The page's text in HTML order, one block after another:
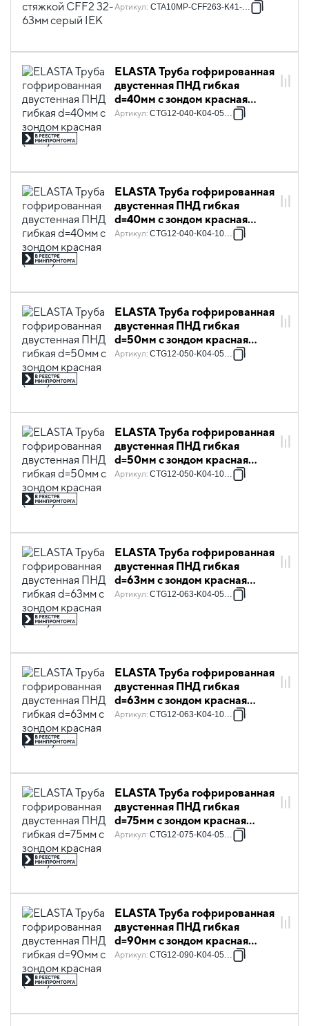
Артикул: CTA10MP-CFF263-K41-100
ELASTA Труба гофрированная
двустенная ПНД гибкая
d=40мм с зондом красная
(50м) IEK
Артикул: CTG12-040-K04-050-R
ELASTA Труба гофрированная
двустенная ПНД гибкая
d=40мм с зондом красная
(100м) IEK
Артикул: CTG12-040-K04-100-R
ELASTA Труба гофрированная
двустенная ПНД гибкая
d=50мм с зондом красная
(50м) IEK
Артикул: CTG12-050-K04-050-R
ELASTA Труба гофрированная
двустенная ПНД гибкая
d=50мм с зондом красная
(100м) IEK
Артикул: CTG12-050-K04-100-R
ELASTA Труба гофрированная
двустенная ПНД гибкая
d=63мм с зондом красная
(50м) IEK
Артикул: CTG12-063-K04-050-R
ELASTA Труба гофрированная
двустенная ПНД гибкая
d=63мм с зондом красная
(100м) IEK
Артикул: CTG12-063-K04-100-R
ELASTA Труба гофрированная
двустенная ПНД гибкая
d=75мм с зондом красная
(50м) IEK
Артикул: CTG12-075-K04-050-R
ELASTA Труба гофрированная
двустенная ПНД гибкая
d=90мм с зондом красная
(50м) IEK
Артикул: CTG12-090-K04-050-R